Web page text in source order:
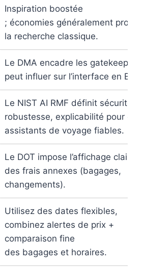
Inspiration boostée
; économies généralement
la recherche classique.
Le DMA encadre les gatekeepers
peut influer sur l’interface en
Le NIST AI RMF définit sécurité,
robustesse, explicabilité pour des
assistants de voyage fiables.
Le DOT impose l’affichage clair
des frais annexes (bagages,
changements).
Utilisez des dates flexibles,
combinez alertes de prix +
comparaison fine
des bagages et horaires.